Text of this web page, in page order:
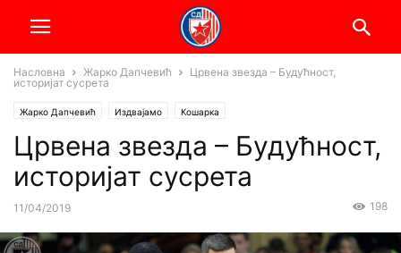
Насловна Жарко Дапчевић
Црвена звезда – Будућност,
историјат сусрета
Жарко Дапчевић Издвајамо Кошарка
Црвена звезда – Будућност,
историјат сусрета
11/04/2019 198